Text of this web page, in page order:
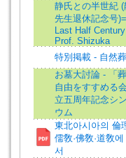
静氏との半世紀 (
先生退休記念号
Last Half
Prof. Shizuka
特別掲載 - 自然
お墓大討論 - 「
自由をすすめる
立五周年記念シ
ウム
東北아시아의 倫
儒敎·佛敎·道敎에
서